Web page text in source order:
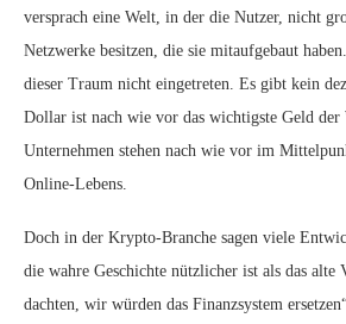
versprach eine Welt, in der die Nutzer, nicht
Netzwerke besitzen, die sie mitaufgebaut
dieser Traum nicht eingetreten. Es gibt kein
Dollar ist nach wie vor das wichtigste Geld der
Unternehmen stehen nach wie vor im
Online-Lebens.
Doch in der Krypto‑Branche sagen viele
die wahre Geschichte nützlicher ist als das alte
dachten, wir würden das Finanzsystem